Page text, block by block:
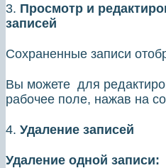
3. Просмотр и
записей
Сохраненные записи
Вы можете для
рабочее поле, нажав на
4. Удаление записей
Удаление одной записи: